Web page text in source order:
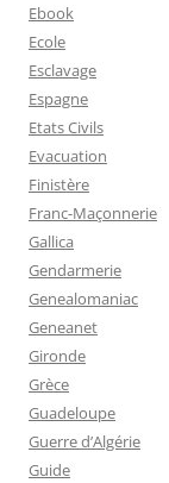
Ebook
Ecole
Esclavage
Espagne
Etats Civils
Evacuation
Finistère
Franc-Maçonnerie
Gallica
Gendarmerie
Genealomaniac
Geneanet
Gironde
Grèce
Guadeloupe
Guerre d’Algérie
Guide